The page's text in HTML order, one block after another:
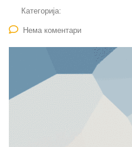
Категорија:
Нема коментари